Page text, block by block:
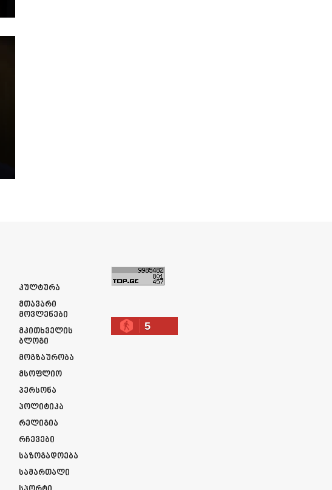
Კულტურა
Მთავარი
Მოვლენები
Მკითხველის
Ბლოგი
Მოგზაურობა
Მსოფლიო
Პერსონა
Პოლიტიკა
Რელიგია
Რჩევები
Საზოგადოება
Სამართალი
5